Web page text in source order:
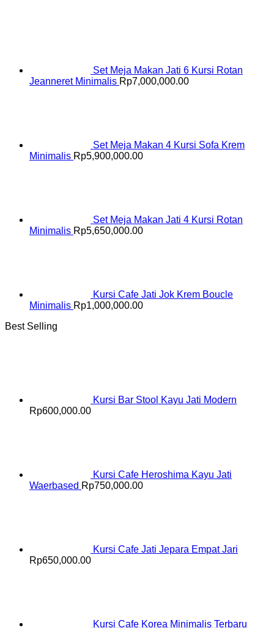
Set Meja Makan Jati 6 Kursi Rotan
Jeanneret Minimalis Rp7,000,000.00
Set Meja Makan 4 Kursi Sofa Krem
Minimalis Rp5,900,000.00
Set Meja Makan Jati 4 Kursi Rotan
Minimalis Rp5,650,000.00
Kursi Cafe Jati Jok Krem Boucle
Minimalis Rp1,000,000.00
Best Selling
Kursi Bar Stool Kayu Jati Modern
Rp600,000.00
Kursi Cafe Heroshima Kayu Jati
Waerbased Rp750,000.00
Kursi Cafe Jati Jepara Empat Jari
Rp650,000.00
Kursi Cafe Korea Minimalis Terbaru